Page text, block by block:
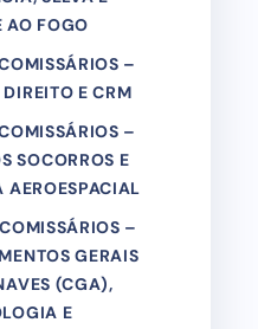
AO FOGO
–
DIREITO E CRM
–
SOCORROS E
AEROESPACIAL
–
GERAIS
(CGA),
E